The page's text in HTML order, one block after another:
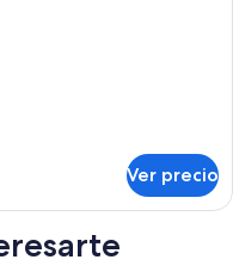
Ver precio